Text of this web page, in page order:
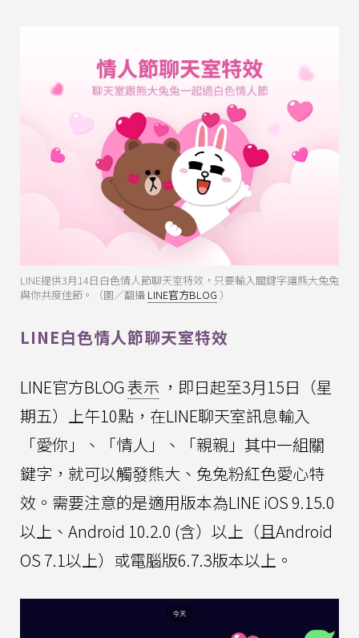
LINE提供3月14日白色情人節聊天室特效，只要輸入關鍵字讓熊大兔兔
與你共度佳節。（圖／翻攝 LINE官方BLOG ）
LINE白色情人節聊天室特效
LINE官方BLOG表示 ，即日起至3月15日（星
期五）上午10點，在LINE聊天室訊息輸入
「愛你」、「情人」、「親親」其中一組關
鍵字，就可以觸發熊大、兔兔粉紅色愛心特
效。需要注意的是適用版本為LINE iOS 9.15.0
以上、Android 10.2.0 (含）以上（且Android
OS 7.1以上）或電腦版6.7.3版本以上。